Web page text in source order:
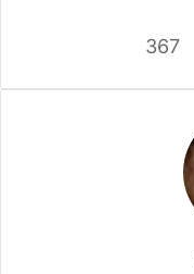
367